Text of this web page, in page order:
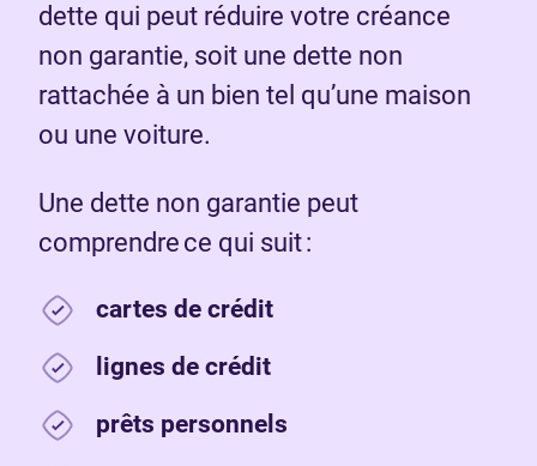
dette qui peut réduire votre créance
non garantie, soit une dette non
rattachée à un bien tel qu’une maison
ou une voiture.
Une dette non garantie peut
comprendre ce qui suit :
cartes de crédit
lignes de crédit
prêts personnels